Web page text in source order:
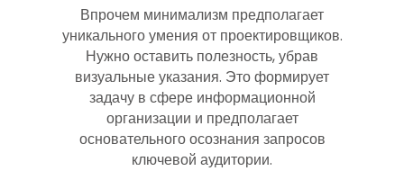
Впрочем минимализм предполагает
уникального умения от проектировщиков.
Нужно оставить полезность, убрав
визуальные указания. Это формирует
задачу в сфере информационной
организации и предполагает
основательного осознания запросов
ключевой аудитории.